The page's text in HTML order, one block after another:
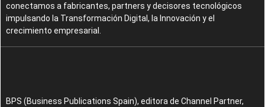
conectamos a fabricantes, partners y decisores tecnológicos
impulsando la Transformación Digital, la Innovación y el
crecimiento empresarial.
BPS (Business Publications Spain), editora de Channel Partner,